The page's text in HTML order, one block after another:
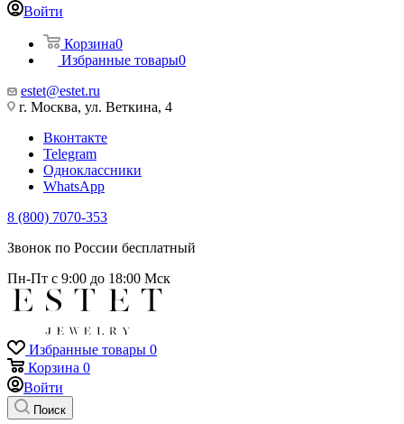
Войти
Корзина0
Избранные товары0
estet@estet.ru
г. Москва, ул. Веткина, 4
Вконтакте
Telegram
Одноклассники
WhatsApp
8 (800) 7070-353
Звонок по России бесплатный
Пн-Пт с 9:00 до 18:00 Мск
Избранные товары 0
Корзина 0
Войти
Поиск